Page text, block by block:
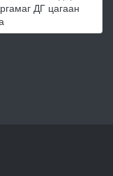
ДГ цагаан